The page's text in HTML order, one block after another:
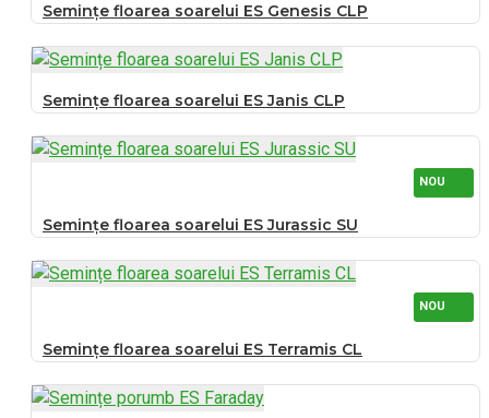
Semințe floarea soarelui ES Genesis CLP
Semințe floarea soarelui ES Janis CLP
NOU
Semințe floarea soarelui ES Jurassic SU
NOU
Semințe floarea soarelui ES Terramis CL